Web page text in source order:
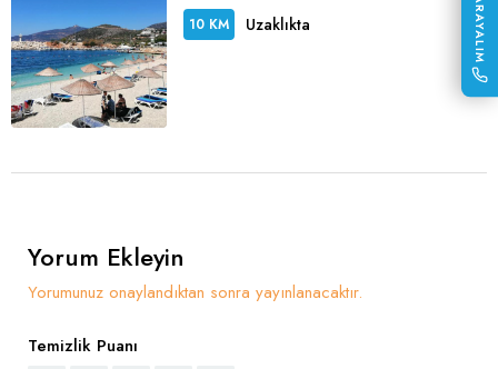
10 KM Uzaklıkta
Yorum Ekleyin
Yorumunuz onaylandıktan sonra yayınlanacaktır.
Temizlik Puanı